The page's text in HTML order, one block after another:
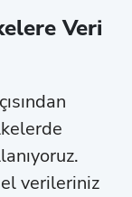
Veri
verileriniz